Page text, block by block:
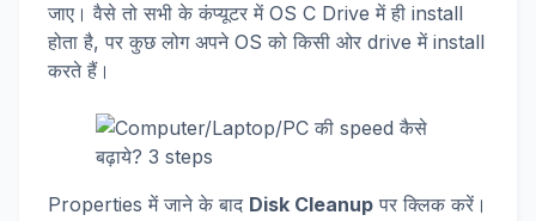
जाए। वैसे तो सभी के कंप्यूटर में OS C Drive में ही install
होता है, पर कुछ लोग अपने OS को किसी ओर drive में install
करते हैं।
Properties में जाने के बाद Disk Cleanup पर क्लिक करें।